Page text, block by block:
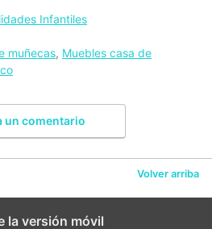
Infantiles
muñecas, Muebles casa de
un comentario
Volver arriba
la versión móvil